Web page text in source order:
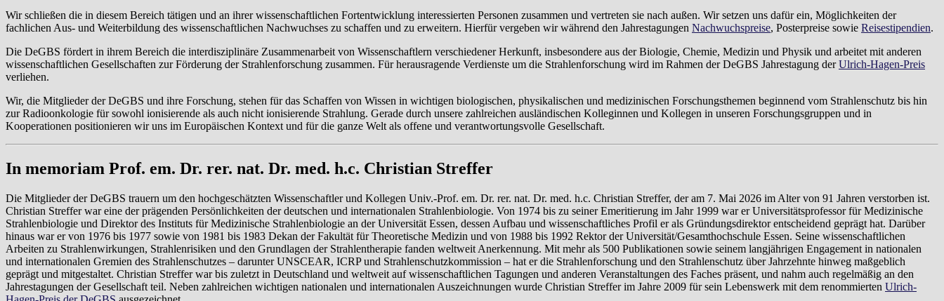
Wir schließen die in diesem Bereich tätigen und an ihrer wissenschaftlichen Fortentwicklung interessierten Personen zusammen und vertreten sie nach außen. Wir setzen uns dafür ein, Möglichkeiten der
fachlichen Aus- und Weiterbildung des wissenschaftlichen Nachwuchses zu schaffen und zu erweitern. Hierfür vergeben wir während den Jahrestagungen Nachwuchspreise, Posterpreise sowie Reisestipendien.
Die DeGBS fördert in ihrem Bereich die interdisziplinäre Zusammenarbeit von Wissenschaftlern verschiedener Herkunft, insbesondere aus der Biologie, Chemie, Medizin und Physik und arbeitet mit anderen
wissenschaftlichen Gesellschaften zur Förderung der Strahlenforschung zusammen. Für herausragende Verdienste um die Strahlenforschung wird im Rahmen der DeGBS Jahrestagung derUlrich-Hagen-Preis
verliehen.
Wir, die Mitglieder der DeGBS und ihre Forschung, stehen für das Schaffen von Wissen in wichtigen biologischen, physikalischen und medizinischen Forschungsthemen beginnend vom Strahlenschutz bis hin
zur Radioonkologie für sowohl ionisierende als auch nicht ionisierende Strahlung. Gerade durch unsere zahlreichen ausländischen Kolleginnen und Kollegen in unseren Forschungsgruppen und in
Kooperationen positionieren wir uns im Europäischen Kontext und für die ganze Welt als offene und verantwortungsvolle Gesellschaft.
In memoriam Prof. em. Dr. rer. nat. Dr. med. h.c. Christian Streffer
Die Mitglieder der DeGBS trauern um den hochgeschätzten Wissenschaftler und Kollegen Univ.-Prof. em. Dr. rer. nat. Dr. med. h.c. Christian Streffer, der am 7. Mai 2026 im Alter von 91 Jahren verstorben ist.
Christian Streffer war eine der prägenden Persönlichkeiten der deutschen und internationalen Strahlenbiologie. Von 1974 bis zu seiner Emeritierung im Jahr 1999 war er Universitätsprofessor für Medizinische
Strahlenbiologie und Direktor des Instituts für Medizinische Strahlenbiologie an der Universität Essen, dessen Aufbau und wissenschaftliches Profil er als Gründungsdirektor entscheidend geprägt hat. Darüber
hinaus war er von 1976 bis 1977 sowie von 1981 bis 1983 Dekan der Fakultät für Theoretische Medizin und von 1988 bis 1992 Rektor der Universität/Gesamthochschule Essen. Seine wissenschaftlichen
Arbeiten zu Strahlenwirkungen, Strahlenrisiken und den Grundlagen der Strahlentherapie fanden weltweit Anerkennung. Mit mehr als 500 Publikationen sowie seinem langjährigen Engagement in nationalen
und internationalen Gremien des Strahlenschutzes – darunter UNSCEAR, ICRP und Strahlenschutzkommission – hat er die Strahlenforschung und den Strahlenschutz über Jahrzehnte hinweg maßgeblich
geprägt und mitgestaltet. Christian Streffer war bis zuletzt in Deutschland und weltweit auf wissenschaftlichen Tagungen und anderen Veranstaltungen des Faches präsent, und nahm auch regelmäßig an den
Jahrestagungen der Gesellschaft teil. Neben zahlreichen wichtigen nationalen und internationalen Auszeichnungen wurde Christian Streffer im Jahre 2009 für sein Lebenswerk mit dem renommierten Ulrich-